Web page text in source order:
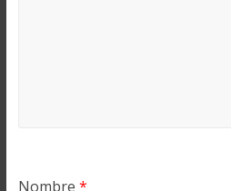
Nombre *